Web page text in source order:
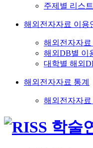
주제별 리스트
해외전자자료 이용
해외전자자료
해외DB별 이
대학별 해외
해외전자자료 통계
해외전자자료